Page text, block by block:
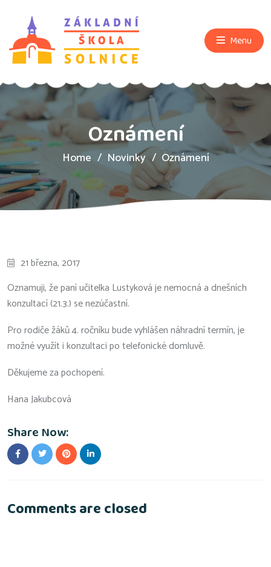
Menu
Oznámení
Home Novinky Oznámení
21 března, 2017
Oznamuji, že paní učitelka Lustyková je nemocná a dnešních
konzultací (21.3.) se nezúčastní.
Pro rodiče žáků 4. ročníku bude vyhlášen náhradní termín, je
možné využít i konzultaci po telefonické domluvě.
Děkujeme za pochopení.
Hana Jakubcová
Share Now:
Comments are closed